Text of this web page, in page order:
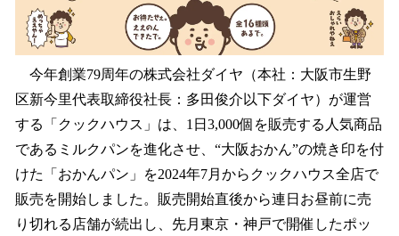
込
み
中
で
す
今年創業79周年の株式会社ダイヤ（本社：大阪市生野
区新今里代表取締役社長：多田俊介以下ダイヤ）が運営
する「クックハウス」は、1日3,000個を販売する人気商品
であるミルクパンを進化させ、“大阪おかん”の焼き印を付
けた「おかんパン」を2024年7月からクックハウス全店で
販売を開始しました。販売開始直後から連日お昼前に売
り切れる店舗が続出し、先月東京・神戸で開催したポッ